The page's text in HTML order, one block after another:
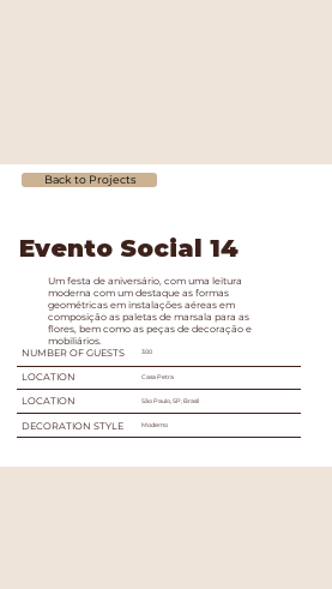
Evento Social 14
Um festa de aniversário, com uma leitura
moderna com um destaque as formas
geométricas em instalações aéreas em
composição as paletas de marsala para as
flores, bem como as peças de decoração e
mobiliários.
NUMBER OF GUESTS
LOCATION
LOCATION
DECORATION STYLE
300
Casa Petra
São Paulo, SP, Brasil
Moderno
Back to Projects